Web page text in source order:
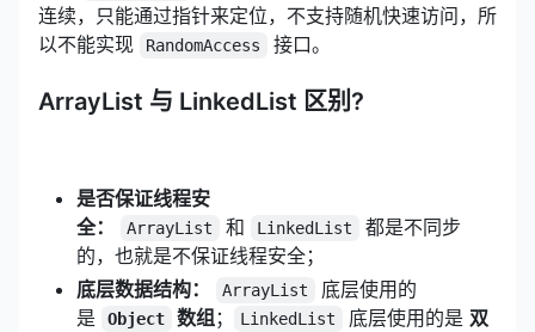
连续，只能通过指针来定位，不支持随机快速访问，所
以不能实现
RandomAccess 接口。
ArrayList 与 LinkedList 区别?
是否保证线程安
全：
ArrayList 和 LinkedList
都是不同步
的，也就是不保证线程安全；
底层数据结构：
ArrayList
底层使用的
是
Object 数组 ； LinkedList 底层使用的是 双